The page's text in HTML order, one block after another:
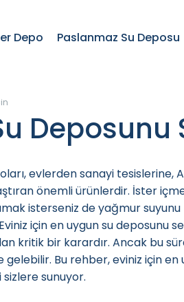
Depo Paslanmaz Su Deposu
Deposunu
evlerden sanayi tesislerine,
önemli ürünlerdir. İster
isterseniz de yağmur
için en uygun su deposunu
kritik bir karardır. Ancak bu
gelebilir. Bu rehber, eviniz için
sizlere sunuyor.